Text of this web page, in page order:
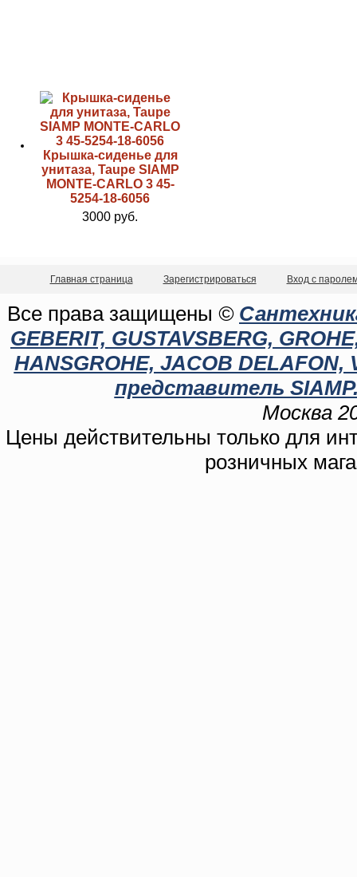
Крышка-сиденье для
унитаза, Taupe SIAMP
MONTE-CARLO 3 45-
5254-18-6056
3000 руб.
Главная страница Зарегистрироваться Вход с
Все права защищены ©
GEBERIT, GUSTAVSBERG,
HANSGROHE, JACOB
представитель
Москва
Цены действительны только для
розничных